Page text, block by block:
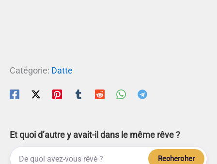
Catégorie: Datte
Et quoi d’autre y avait-il dans le même rêve ?
Rechercher